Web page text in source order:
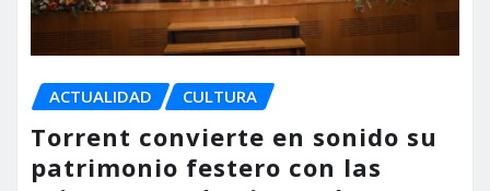
ACTUALIDAD CULTURA
Torrent convierte en sonido su
patrimonio festero con las